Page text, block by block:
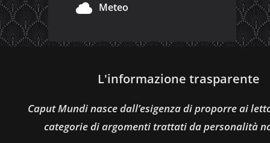
Meteo
L'informazione trasparente
Caput Mundi nasce dall’esigenza di proporre ai
categorie di argomenti trattati da personalità